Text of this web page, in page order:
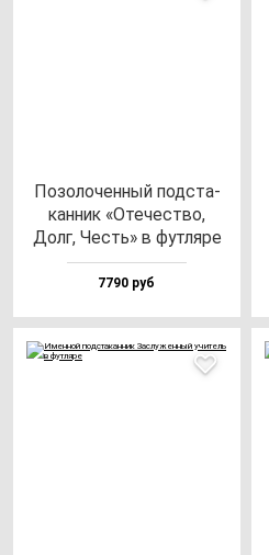
Позо­ло­чен­ный под­ста­
кан­ник «Оте­чес­тво,
Долг, Честь» в фут­ля­ре
7790 руб